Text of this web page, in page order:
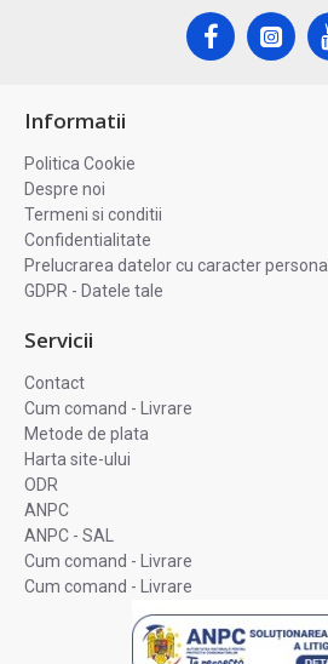
Informatii
Politica Cookie
Despre noi
Termeni si conditii
Confidentialitate
Prelucrarea datelor cu caracter personal
GDPR - Datele tale
Servicii
Contact
Cum comand - Livrare
Metode de plata
Harta site-ului
ODR
ANPC
ANPC - SAL
Cum comand - Livrare
Cum comand - Livrare